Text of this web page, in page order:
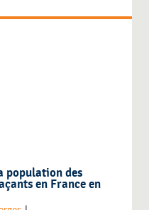
population des
en France en